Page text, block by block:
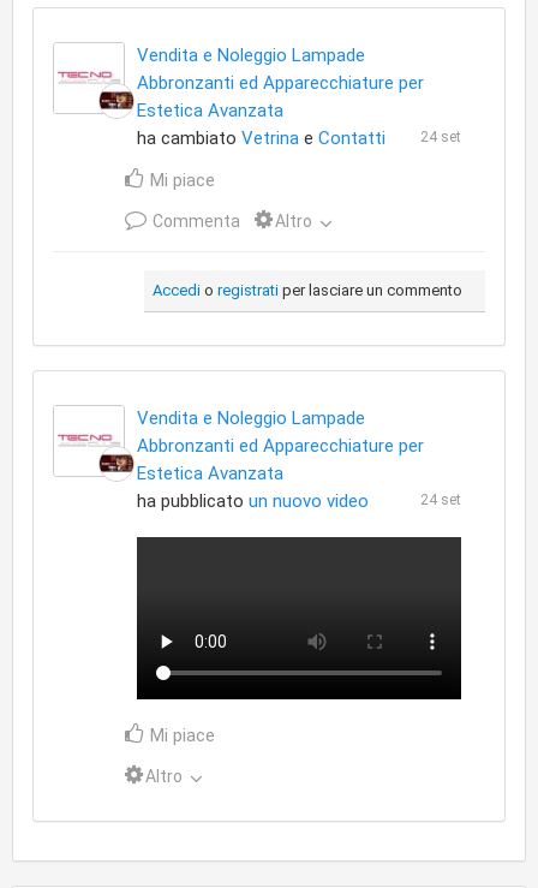
Vendita e Noleggio Lampade
Abbronzanti ed Apparecchiature per
Estetica Avanzata
ha cambiato Vetrina e Contatti 24 set
Mi piace
Commenta Altro
Accedi o registrati per lasciare un commento
Vendita e Noleggio Lampade
Abbronzanti ed Apparecchiature per
Estetica Avanzata
ha pubblicato un nuovo video 24 set
Mi piace
Altro